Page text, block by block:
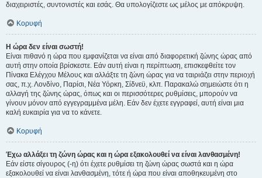
διαχειριστές, συντονιστές και εσάς. Θα υπολογίζεστε ως μέλος με απόκρυψη.
Κορυφή
Η ώρα δεν είναι σωστή!
Είναι πιθανό η ώρα που εμφανίζεται να είναι από διαφορετική ζώνης ώρας από
αυτή στην οποία βρίσκεστε. Εάν αυτή είναι η περίπτωση, επισκεφθείτε τον
Πίνακα Ελέγχου Μέλους και αλλάξτε τη ζώνη ώρας για να ταιριάζει στην περιοχή
σας, π.χ. Λονδίνο, Παρίσι, Νέα Υόρκη, Σίδνεϋ, κλπ. Παρακαλώ σημειώστε ότι η
αλλαγή της ζώνης ώρας, όπως και οι περισσότερες ρυθμίσεις, μπορούν να
γίνουν μόνον από εγγεγραμμένα μέλη. Εάν δεν έχετε εγγραφεί, αυτή είναι μια
καλή ευκαιρία για να το κάνετε.
Κορυφή
Έχω αλλάξει τη ζώνη ώρας και η ώρα εξακολουθεί να είναι λανθασμένη!
Εάν είστε σίγουρος (-η) ότι έχετε ρυθμίσει τη ζώνη ώρας σωστά και η ώρα
εξακολουθεί να είναι λανθασμένη, τότε ή ώρα που είναι αποθηκευμένη στο